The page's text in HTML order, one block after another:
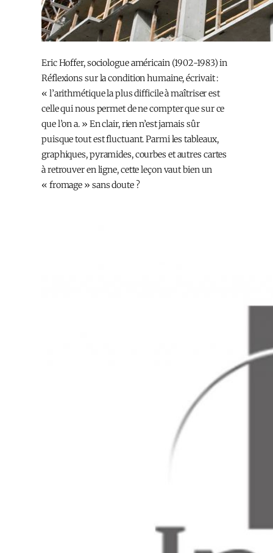
Eric Hoffer, sociologue américain (1902-1983) in
Réflexions sur la condition humaine, écrivait :
« l’arithmétique la plus difficile à maîtriser est
celle qui nous permet de ne compter que sur ce
que l’on a. » En clair, rien n’est jamais sûr
puisque tout est fluctuant. Parmi les tableaux,
graphiques, pyramides, courbes et autres cartes
à retrouver en ligne, cette leçon vaut bien un
« fromage » sans doute ?